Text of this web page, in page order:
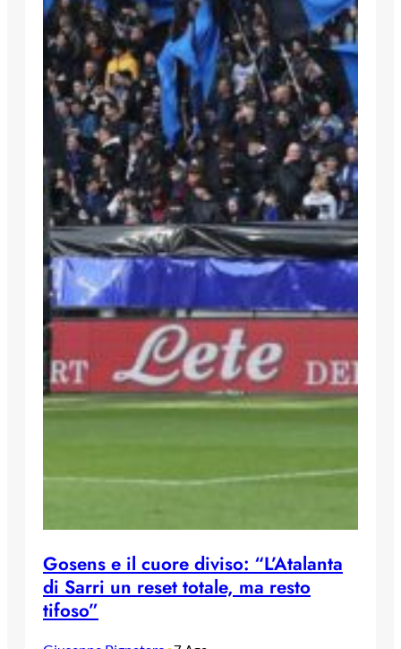
Gosens e il cuore diviso: “L’Atalanta
di Sarri un reset totale, ma resto
tifoso”